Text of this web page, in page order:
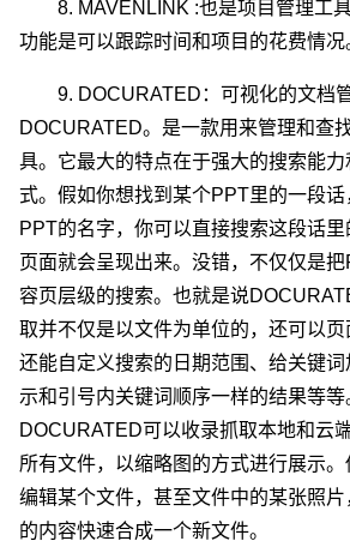
8. MAVENLINK :也是项目管理工
功能是可以跟踪时间和项目的花费情况
9. DOCURATED：可视化的文档
DOCURATED。是一款用来管理和查
具。它最大的特点在于强大的搜索能
式。假如你想找到某个PPT里的一段
PPT的名字，你可以直接搜索这段话
页面就会呈现出来。没错，不仅仅是
容页层级的搜索。也就是说
取并不仅是以文件为单位的，还可以
还能自定义搜索的日期范围、给关键
示和引号内关键词顺序一样的结果等等
DOCURATED可以收录抓取本地和云
所有文件，以缩略图的方式进行展示
编辑某个文件，甚至文件中的某张照
的内容快速合成一个新文件。